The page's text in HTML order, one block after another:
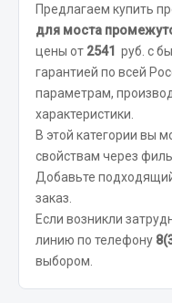
Трубки, муфты, гайки
Угольники
Штуцеры
Весь раздел
Автомобильный
Измерительный
Крепежный
Предлагаем купить
для моста
цены от 2541 руб. с
гарантией по всей
параметрам,
характеристики.
В этой категории вы
свойствам через
Добавьте
заказ.
Если возникли
линию по телефону
выбором.